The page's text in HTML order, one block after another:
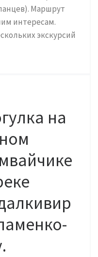
Маршрут
интересам.
экскурсий
на